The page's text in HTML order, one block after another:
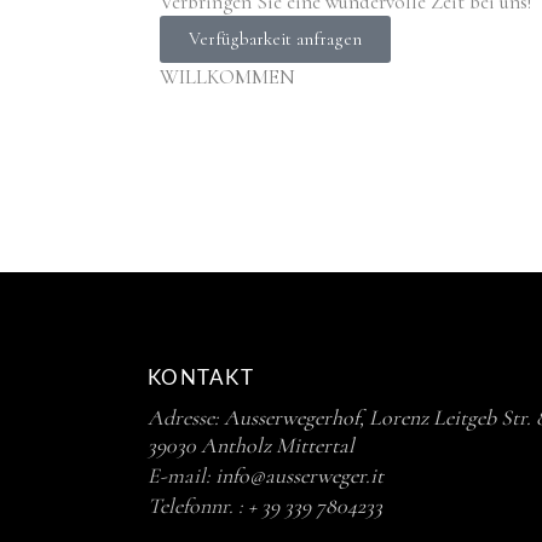
Verfügbarkeit anfragen
WILLKOMMEN
KONTAKT
Adresse:Ausserwegerhof, Lorenz Leitgeb Str.
39030 Antholz Mittertal
E-mail: info@ausserweger.it
Telefonnr. : + 39 339 7804233